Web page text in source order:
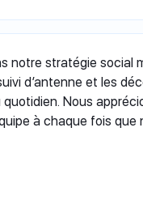
notre stratégie social
d’antenne et les
Nous
à chaque fois que